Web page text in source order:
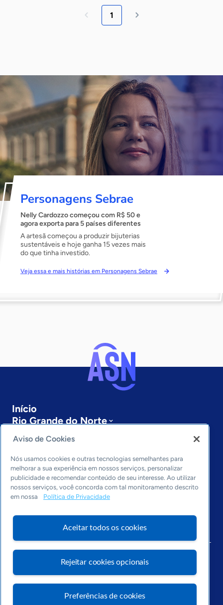
1
Personagens Sebrae
Nelly Cardozzo começou com R$ 50 e
agora exporta para 5 países diferentes
A artesã começou a produzir bijuterias
sustentáveis e hoje ganha 15 vezes mais
do que tinha investido.
Veja essa e mais histórias em Personagens Sebrae
Início
Rio Grande do Norte
Sobre a ASN
Últimas notícias
Entre em contato
Editorias
Economia & Política
Inovação & Tecnologia
Cultura empreendedora
Arquivo
Aviso de Cookies
Nós usamos cookies e outras tecnologias semelhantes para
melhorar a sua experiência em nossos serviços, personalizar
publicidade e recomendar conteúdo de seu interesse. Ao utilizar
nossos serviços, você concorda com tal monitoramento descrito
em nossa
Política de Privacidade
Aceitar todos os cookies
Rejeitar cookies opcionais
Preferências de cookies